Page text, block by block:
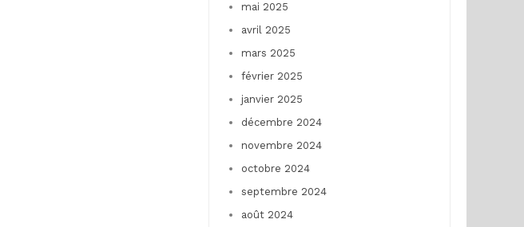
mai 2025
avril 2025
mars 2025
février 2025
janvier 2025
décembre 2024
novembre 2024
octobre 2024
septembre 2024
août 2024